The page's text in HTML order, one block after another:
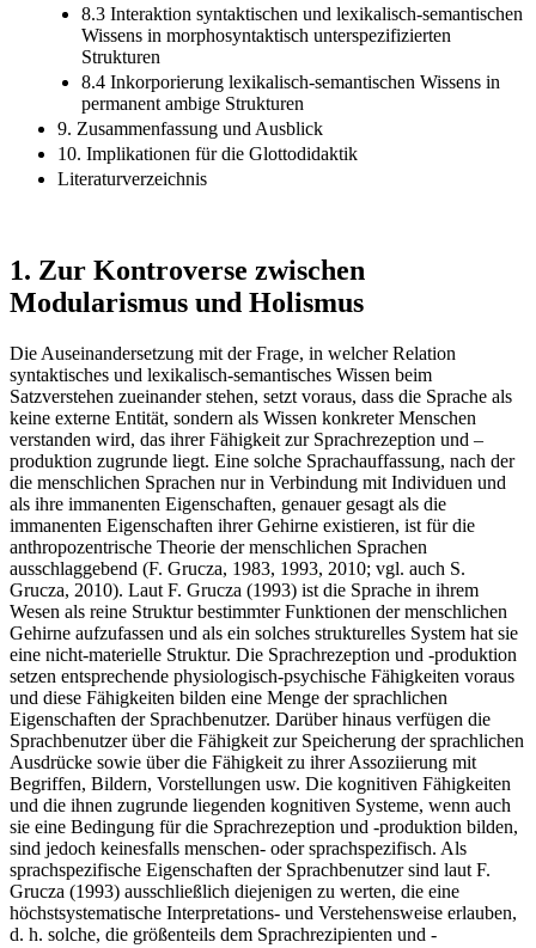
8.3 Interaktion syntaktischen und lexikalisch-semantischen
Wissens in morphosyntaktisch unterspezifizierten
Strukturen
8.4 Inkorporierung lexikalisch-semantischen Wissens in
permanent ambige Strukturen
9. Zusammenfassung und Ausblick
10. Implikationen für die Glottodidaktik
Literaturverzeichnis
1. Zur Kontroverse zwischen
Modularismus und Holismus
Die Auseinandersetzung mit der Frage, in welcher Relation
syntaktisches und lexikalisch-semantisches Wissen beim
Satzverstehen zueinander stehen, setzt voraus, dass die Sprache als
keine externe Entität, sondern als Wissen konkreter Menschen
verstanden wird, das ihrer Fähigkeit zur Sprachrezeption und –
produktion zugrunde liegt. Eine solche Sprachauffassung, nach der
die menschlichen Sprachen nur in Verbindung mit Individuen und
als ihre immanenten Eigenschaften, genauer gesagt als die
immanenten Eigenschaften ihrer Gehirne existieren, ist für die
anthropozentrische Theorie der menschlichen Sprachen
ausschlaggebend (F. Grucza, 1983, 1993, 2010; vgl. auch S.
Grucza, 2010). Laut F. Grucza (1993) ist die Sprache in ihrem
Wesen als reine Struktur bestimmter Funktionen der menschlichen
Gehirne aufzufassen und als ein solches strukturelles System hat sie
eine nicht-materielle Struktur. Die Sprachrezeption und -produktion
setzen entsprechende physiologisch-psychische Fähigkeiten voraus
und diese Fähigkeiten bilden eine Menge der sprachlichen
Eigenschaften der Sprachbenutzer. Darüber hinaus verfügen die
Sprachbenutzer über die Fähigkeit zur Speicherung der sprachlichen
Ausdrücke sowie über die Fähigkeit zu ihrer Assoziierung mit
Begriffen, Bildern, Vorstellungen usw. Die kognitiven Fähigkeiten
und die ihnen zugrunde liegenden kognitiven Systeme, wenn auch
sie eine Bedingung für die Sprachrezeption und -produktion bilden,
sind jedoch keinesfalls menschen- oder sprachspezifisch. Als
sprachspezifische Eigenschaften der Sprachbenutzer sind laut F.
Grucza (1993) ausschließlich diejenigen zu werten, die eine
höchstsystematische Interpretations- und Verstehensweise erlauben,
d. h. solche, die größenteils dem Sprachrezipienten und -